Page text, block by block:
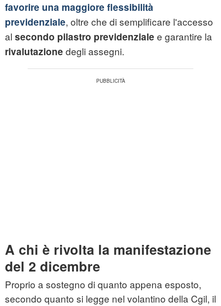
favorire una maggiore flessibilità
previdenziale, oltre che di semplificare l'accesso
al secondo pilastro previdenziale e garantire la
rivalutazione degli assegni.
A chi è rivolta la manifestazione
del 2 dicembre
Proprio a sostegno di quanto appena esposto,
secondo quanto si legge nel volantino della Cgil, il